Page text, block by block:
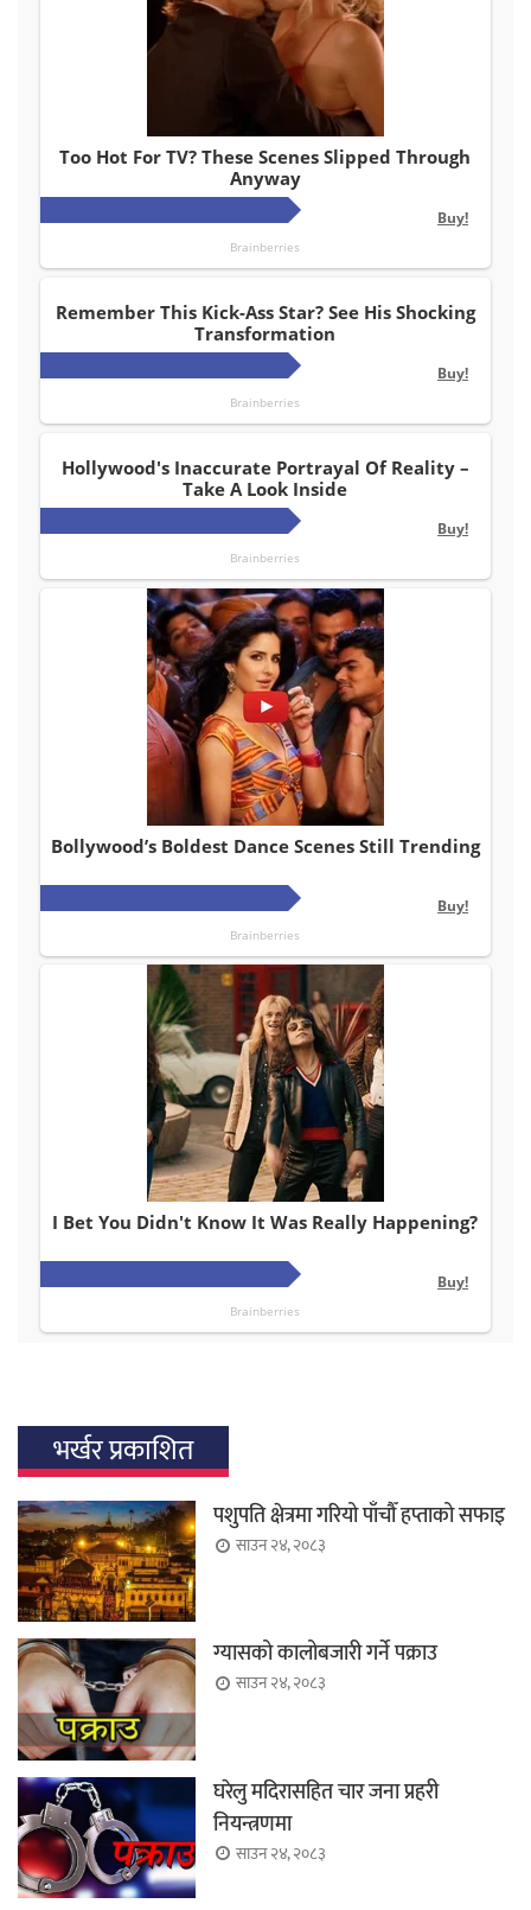
भर्खर प्रकाशित
पशुपति क्षेत्रमा गरियो पाँचौँ हप्ताको सफाइ
साउन २४, २०८३
ग्यासको कालोबजारी गर्ने पक्राउ
साउन २४, २०८३
घरेलु मदिरासहित चार जना प्रहरी
नियन्त्रणमा
साउन २४, २०८३